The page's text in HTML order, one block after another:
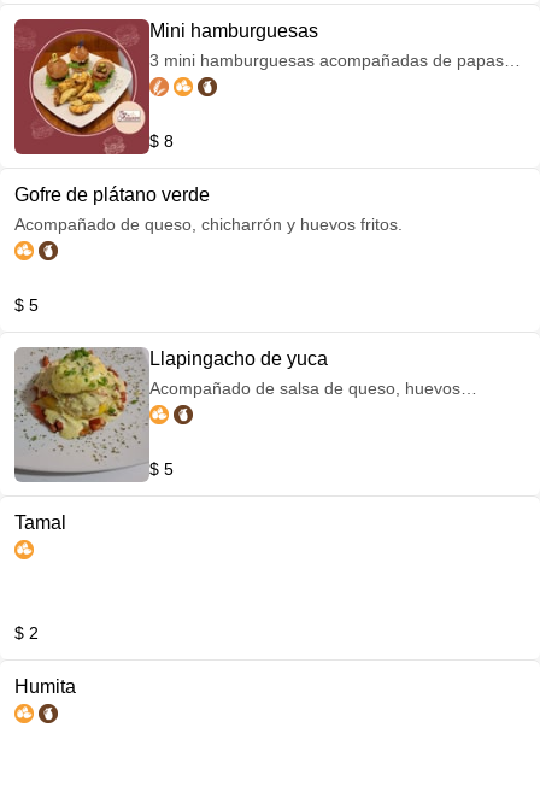
Mini hamburguesas
3 mini hamburguesas acompañadas de papas
francesas.
$ 8
Gofre de plátano verde
Acompañado de queso, chicharrón y huevos fritos.
$ 5
Llapingacho de yuca
Acompañado de salsa de queso, huevos
pichados, curtido de cebolla y tomate.
$ 5
Tamal
$ 2
Humita